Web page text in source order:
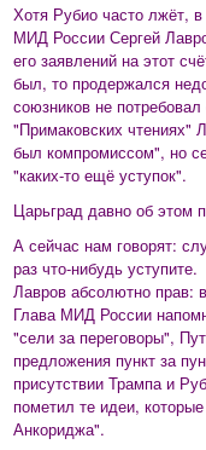
Хотя Рубио часто лжёт,
МИД России Сергей
его заявлений на этот
был, то продержался
союзников не
"Примаковских чтениях"
был компромиссом", но
"каких-то ещё уступок".
Царьград давно об этом
А сейчас нам говорят:
раз что-нибудь уступите.
Лавров абсолютно прав:
Глава МИД России
"сели за переговоры",
предложения пункт за
присутствии Трампа и
пометил те идеи,
Анкориджа".